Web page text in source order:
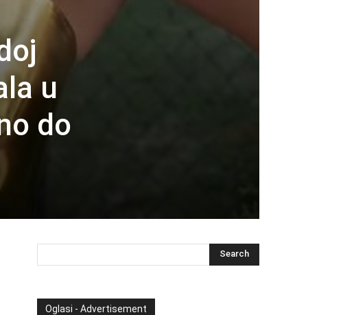
u
do
Oglasi - Advertisement